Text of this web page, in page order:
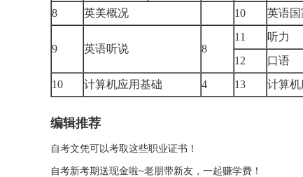
8
英美概况 10 英语
9 英语听说 8
11 听力
12
口语
10
计算机应用基础 4 13 计算
编辑推荐
自考文凭可以考取这些职业证书！
自考新考期送现金啦~老朋带新友，一起赚学费！